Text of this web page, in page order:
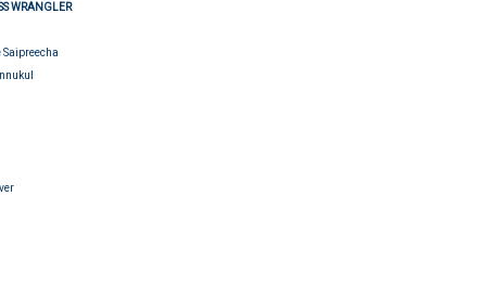
WRANGLER
Saipreecha